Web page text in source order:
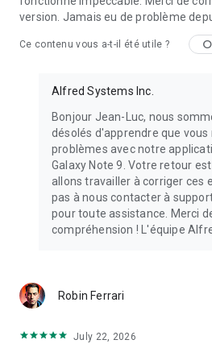
version. Jamais eu de problème
Ce contenu vous a-t-il été utile ?
Alfred Systems Inc.
Bonjour Jean-Luc, nous
désolés d'apprendre que
problèmes avec notre
Galaxy Note 9. Votre retour
allons travailler à corriger ces
pas à nous contacter à
pour toute assistance. Merci
compréhension ! L'équipe
Robin Ferrari
July 22, 2026